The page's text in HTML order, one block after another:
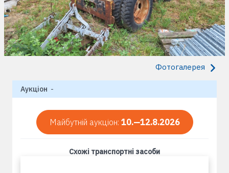
Фотогалерея
Аукціон -
Майбутній аукціон: 10.—12.8.2026
Схожі транспортні засоби